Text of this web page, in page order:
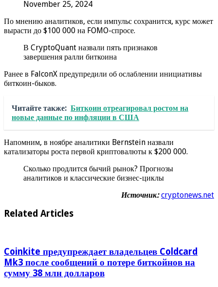
November 25, 2024
По мнению аналитиков, если импульс сохранится, курс может
вырасти до $100 000 на FOMO-спросе.
В CryptoQuant назвали пять признаков
завершения ралли биткоина
Ранее в FalconX предупредили об ослаблении инициативы
биткоин-быков.
Читайте также: Биткоин отреагировал ростом на
новые данные по инфляции в США
Напомним, в ноябре аналитики Bernstein назвали
катализаторы роста первой криптовалюты к $200 000.
Сколько продлится бычий рынок? Прогнозы
аналитиков и классические бизнес-циклы
Источник: cryptonews.net
Related Articles
Coinkite предупреждает владельцев Coldcard
Mk3 после сообщений о потере биткойнов на
сумму 38 млн долларов